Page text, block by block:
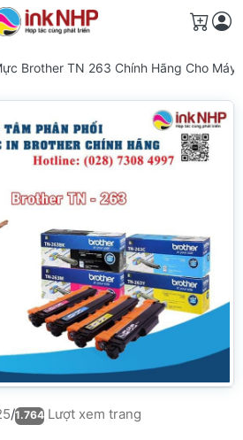
Giỏ
Brother TN 263 Chính Hãng Cho Máy
/1.764 Lượt xem trang